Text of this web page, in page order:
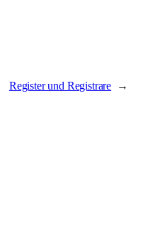
Register und Registrare →